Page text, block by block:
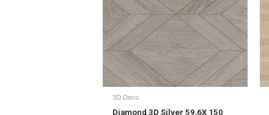
3D Deco
Diamond 3D Silver 59,6X 150